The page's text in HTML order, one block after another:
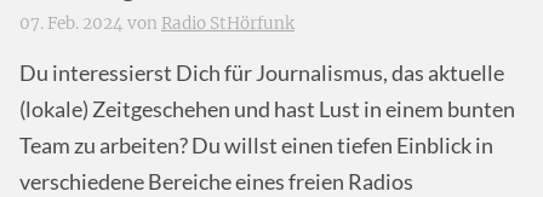
07. Feb. 2024 von Radio StHörfunk
Du interessierst Dich für Journalismus, das aktuelle
(lokale) Zeitgeschehen und hast Lust in einem bunten
Team zu arbeiten? Du willst einen tiefen Einblick in
verschiedene Bereiche eines freien Radios